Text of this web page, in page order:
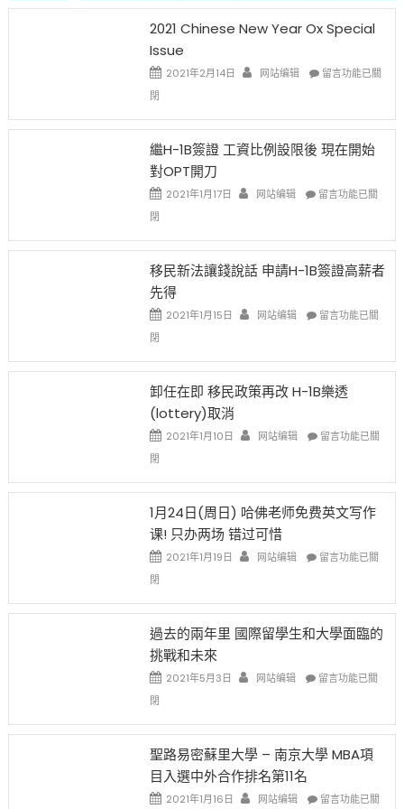
2021 Chinese New Year Ox Special
Issue
2021年2月14日 网站编辑
在
New
Ox
Issue〉
留言功能已關
閉
繼H-1B簽證 工資比例設限後 現在開始
對OPT開刀
2021年1月17日 网站编辑
在
1B
證
資
設
後
在
對
開
中
留言功能已關
閉
移民新法讓錢說話 申請H-1B簽證高薪者
先得
2021年1月15日 网站编辑
在
新
讓
說
請
1B
證
者
得〉
留言功能已關
閉
卸任在即 移民政策再改 H-1B樂透
(lottery)取消
2021年1月10日 网站编辑
在
在
移
政
改
1B
透
消〉
留言功能已關
閉
1月24日(周日) 哈佛老师免费英文写作
课! 只办两场 错过可惜
2021年1月19日 网站编辑
在
24
(周
哈
师
费
文
留言功能已關
閉
過去的兩年里 國際留學生和大學面臨的
挑戰和未來
2021年5月3日 网站编辑
在
的
年
國
留言功能已關
閉
聖路易密蘇里大學 – 南京大學 MBA項
目入選中外合作排名第11名
2021年1月16日 网站编辑
在
留言功能已關